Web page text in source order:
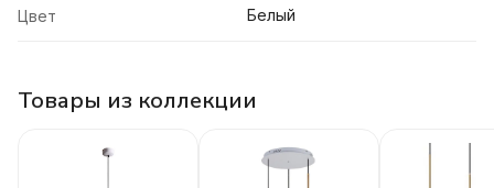
Цвет Белый
Товары из коллекции